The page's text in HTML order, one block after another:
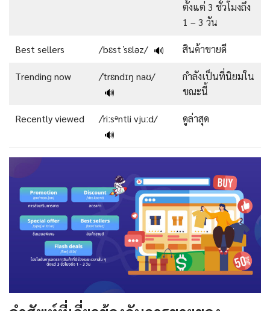
ตั้งแต่ 3 ชั่วโมงถึง
1 – 3 วัน
Best sellers /bɛst ˈsɛləz/ 🔊 สินค้าขายดี
Trending now
/ˈtrɛndɪŋ naʊ/
🔊
กำลังเป็นที่นิยมใน
ขณะนี้
Recently viewed
/ˈriːsᵊntli vjuːd/
🔊
ดูล่าสุด